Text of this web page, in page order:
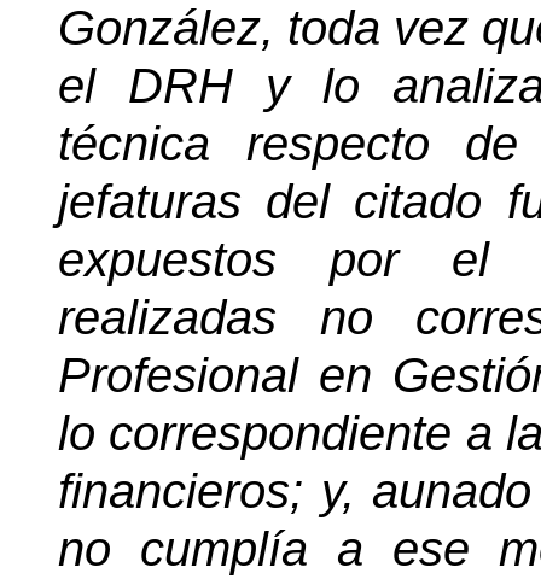
González, toda vez
el DRH y lo
técnica respecto
jefaturas del citado
expuestos por el
realizadas no
Profesional en
lo correspondiente a
financieros; y,
no cumplía a ese